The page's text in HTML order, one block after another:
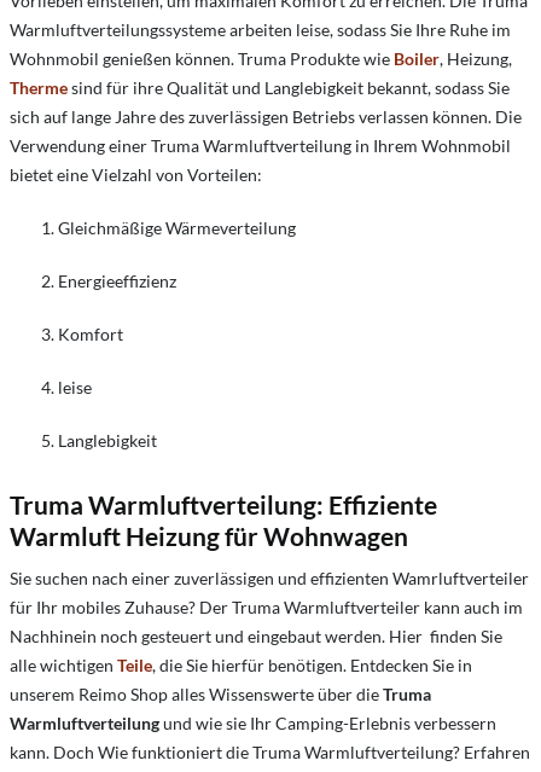
Warmluftverteilungssysteme arbeiten leise, sodass Sie Ihre Ruhe im
Wohnmobil genießen können. Truma Produkte wie Boiler, Heizung,
Thermesind für ihre Qualität und Langlebigkeit bekannt, sodass Sie
sich auf lange Jahre des zuverlässigen Betriebs verlassen können. Die
Verwendung einer Truma Warmluftverteilung in Ihrem Wohnmobil
bietet eine Vielzahl von Vorteilen:
Gleichmäßige Wärmeverteilung
Energieeffizienz
Komfort
leise
Langlebigkeit
Truma Warmluftverteilung: Effiziente
Warmluft Heizung für Wohnwagen
Sie suchen nach einer zuverlässigen und effizienten Wamrluftverteiler
für Ihr mobiles Zuhause? Der Truma Warmluftverteiler kann auch im
Nachhinein noch gesteuert und eingebaut werden. Hier finden Sie
alle wichtigen Teile, die Sie hierfür benötigen. Entdecken Sie in
unserem Reimo Shop alles Wissenswerte über dieTruma
Warmluftverteilungund wie sie Ihr Camping-Erlebnis verbessern
kann. Doch Wie funktioniert die Truma Warmluftverteilung? Erfahren